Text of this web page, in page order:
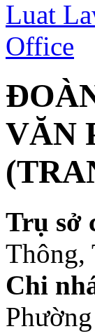
VĂN
Trụ sở
Thông,
Chi